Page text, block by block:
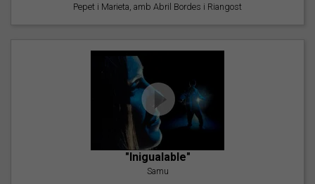
Pepet i Marieta, amb Abril Bordes i Riangost
"Inigualable"
Samu